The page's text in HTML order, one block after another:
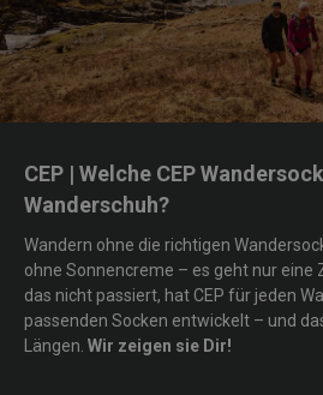
CEP | Welche CEP
Wanderschuh?
Wandern ohne die richtigen
ohne Sonnencreme – es geht nur eine
das nicht passiert, hat CEP für jeden
passenden Socken entwickelt – und
Längen. Wir zeigen sie Dir!